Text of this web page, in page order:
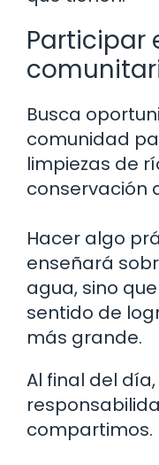
Participar
Busca
comunidad
limpiezas de
conservación
Hacer algo
enseñará
agua, sino
sentido de
más grande.
Al final del
compartimos.